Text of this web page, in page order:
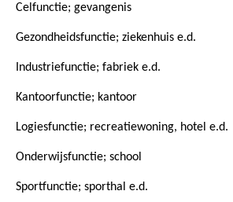
Celfunctie; gevangenis
Gezondheidsfunctie; ziekenhuis e.d.
Industriefunctie; fabriek e.d.
Kantoorfunctie; kantoor
Logiesfunctie; recreatiewoning, hotel e.d.
Onderwijsfunctie; school
Sportfunctie; sporthal e.d.